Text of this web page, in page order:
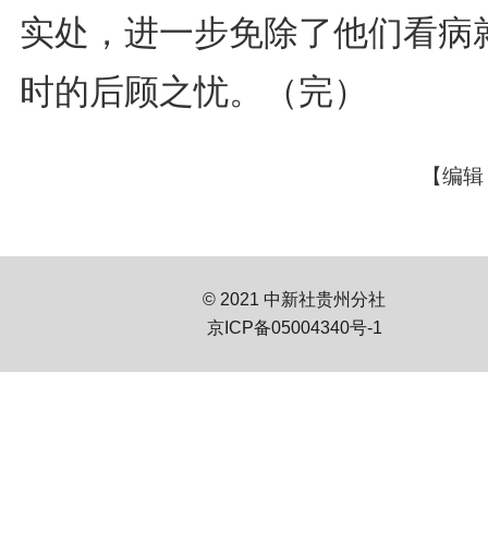
实处，进一步免除了他们看病
时的后顾之忧。（完）
【编
© 2021 中新社贵州分社
京ICP备05004340号-1